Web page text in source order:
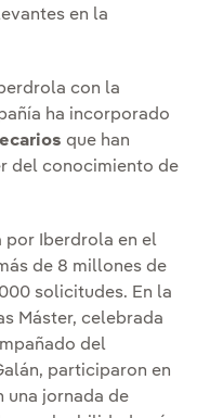
en la
con la
ha incorporado
que han
del conocimiento de
por Iberdrola en el
de 8 millones de
solicitudes. En la
Máster, celebrada
del
participaron en
una jornada de